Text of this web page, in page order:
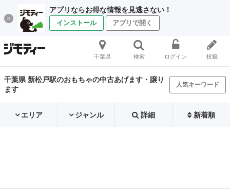
アプリならお得な情報を見逃さない！
インストール アプリで開く
千葉県 検索 ログイン 投稿
千葉県 新松戸駅のおもちゃの中古あげます・譲り
ます
人気キーワード
エリア ジャンル 詳細 新着順